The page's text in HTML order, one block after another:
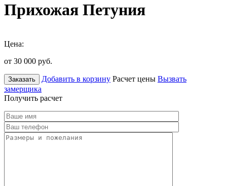
Прихожая Петуния
Цена:
от 30 000 руб.
Заказать Добавить в корзину Расчет цены Вызвать
замерщика
Получить расчет